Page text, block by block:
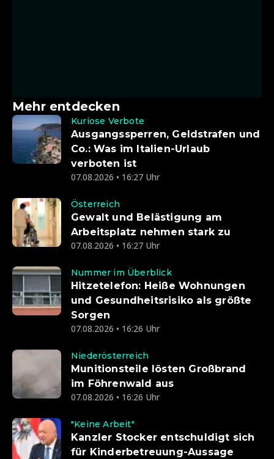
Mehr entdecken
Kuriose Verbote
Ausgangssperren, Geldstrafen und
Co.: Was im Italien-Urlaub
verboten ist
07.08.2026 • 16:27 Uhr
Österreich
Gewalt und Belästigung am
Arbeitsplatz nehmen stark zu
07.08.2026 • 16:27 Uhr
Nummer im Überblick
Hitzetelefon: Heiße Wohnungen
und Gesundheitsrisiko als größte
Sorgen
07.08.2026 • 16:26 Uhr
Niederösterreich
Munitionsteile lösten Großbrand
im Föhrenwald aus
07.08.2026 • 16:26 Uhr
"Keine Arbeit"
Kanzler Stocker entschuldigt sich
für Kinderbetreuung-Aussage